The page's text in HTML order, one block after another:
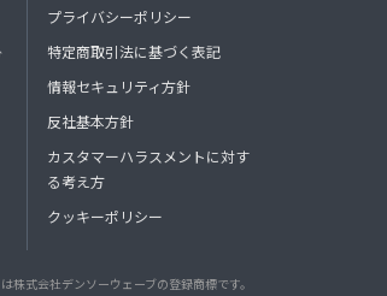
プライバシーポリシー
特定商取引法に基づく表記
情報セキュリティ方針
反社基本方針
カスタマーハラスメントに対す
る考え方
クッキーポリシー
は株式会社デンソーウェーブの登録商標です。